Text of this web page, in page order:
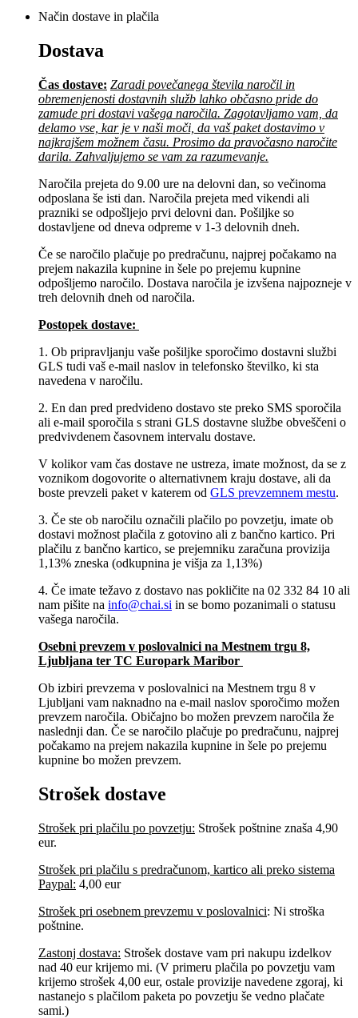
Način dostave in plačila
Dostava
Čas dostave: Zaradi povečanega števila naročil in
obremenjenosti dostavnih služb lahko občasno pride do
zamude pri dostavi vašega naročila. Zagotavljamo vam, da
delamo vse, kar je v naši moči, da vaš paket dostavimo v
najkrajšem možnem času. Prosimo da pravočasno naročite
darila. Zahvaljujemo se vam za razumevanje.
Naročila prejeta do 9.00 ure na delovni dan, so večinoma
odposlana še isti dan. Naročila prejeta med vikendi ali
prazniki se odpošljejo prvi delovni dan. Pošiljke so
dostavljene od dneva odpreme v 1-3 delovnih dneh.
Če se naročilo plačuje po predračunu, najprej počakamo na
prejem nakazila kupnine in šele po prejemu kupnine
odpošljemo naročilo. Dostava naročila je izvšena najpozneje v
treh delovnih dneh od naročila.
Postopek dostave:
1. Ob pripravljanju vaše pošiljke sporočimo dostavni službi
GLS tudi vaš e-mail naslov in telefonsko številko, ki sta
navedena v naročilu.
2. En dan pred predvideno dostavo ste preko SMS sporočila
ali e-mail sporočila s strani GLS dostavne službe obveščeni o
predvivdenem časovnem intervalu dostave.
V kolikor vam čas dostave ne ustreza, imate možnost, da se z
voznikom dogovorite o alternativnem kraju dostave, ali da
boste prevzeli paket v katerem od GLS prevzemnem mestu.
3. Če ste ob naročilu označili plačilo po povzetju, imate ob
dostavi možnost plačila z gotovino ali z bančno kartico. Pri
plačilu z bančno kartico, se prejemniku zaračuna provizija
1,13% zneska (odkupnina je višja za 1,13%)
4. Če imate težavo z dostavo nas pokličite na 02 332 84 10 ali
nam pišite na info@chai.si in se bomo pozanimali o statusu
vašega naročila.
Osebni prevzem v poslovalnici na Mestnem trgu 8,
Ljubljana​ ter TC Europark Maribor
Ob izbiri prevzema v poslovalnici na Mestnem trgu 8 v
Ljubljani vam naknadno na e-mail naslov sporočimo možen
prevzem naročila. Običajno bo možen prevzem naročila že
naslednji dan. Če se naročilo plačuje po predračunu, najprej
počakamo na prejem nakazila kupnine in šele po prejemu
kupnine bo možen prevzem.
Strošek dostave
Strošek pri plačilu po povzetju: Strošek poštnine znaša 4,90
eur.
Strošek pri plačilu s predračunom, kartico ali preko sistema
Paypal: 4,00 eur
Strošek pri osebnem prevzemu v poslovalnici: Ni stroška
poštnine.
Zastonj dostava: Strošek dostave vam pri nakupu izdelkov
nad 40 eur krijemo mi. (V primeru plačila po povzetju vam
krijemo strošek 4,00 eur, ostale provizije navedene zgoraj, ki
nastanejo s plačilom paketa po povzetju še vedno plačate
sami.)